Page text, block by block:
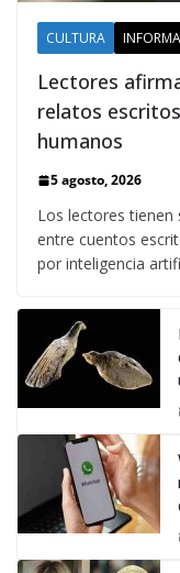
CULTURA
Lectores
relatos
humanos
5 agosto, 2026
Los lectores tienen
entre cuentos
por inteligencia